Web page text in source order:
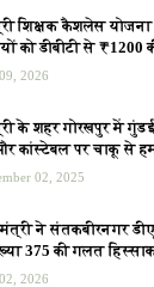
शिक्षक कैशलेस योजना
को डीबीटी से ₹1200
2026
के शहर गोरखपुर में
कांस्टेबल पर चाकू से
02, 2025
ने संतकबीरनगर
375 की गलत
2026